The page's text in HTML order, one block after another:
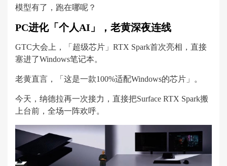
模型有了，跑在哪呢？
PC进化「个人AI」，老黄深夜连线
GTC大会上，「超级芯片」RTX Spark首次亮相，直接
塞进了Windows笔记本。
老黄直言，「这是一款100%适配Windows的芯片」。
今天，纳德拉再一次接力，直接把Surface RTX Spark搬
上台前，全场一阵欢呼。